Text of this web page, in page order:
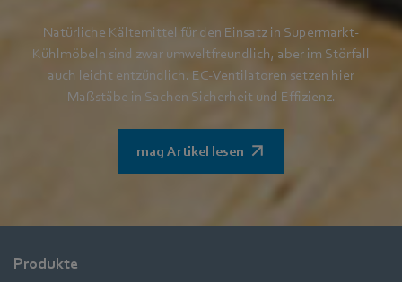
Natürliche Kältemittel für den Einsatz in Supermarkt-
Kühlmöbeln sind zwar umweltfreundlich, aber im Störfall
auch leicht entzündlich. EC-Ventilatoren setzen hier
Maßstäbe in Sachen Sicherheit und Effizienz.
mag Artikel lesen
Produkte